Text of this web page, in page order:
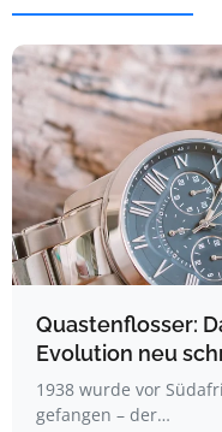
Quastenflosser:
Evolution neu
1938 wurde vor
gefangen – der…